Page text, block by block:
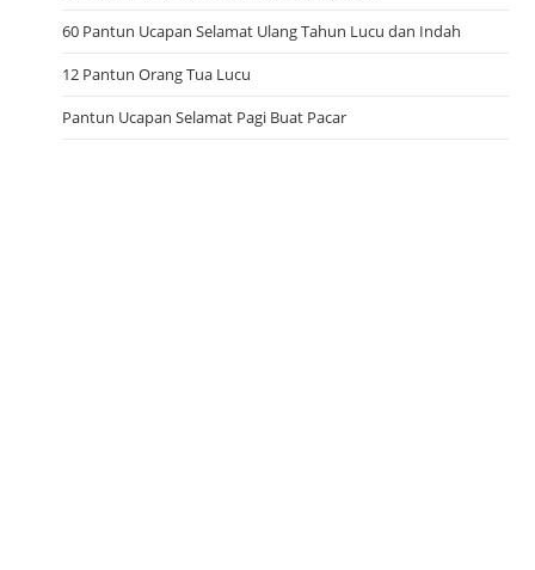
60 Pantun Ucapan Selamat Ulang Tahun Lucu dan Indah
12 Pantun Orang Tua Lucu
Pantun Ucapan Selamat Pagi Buat Pacar